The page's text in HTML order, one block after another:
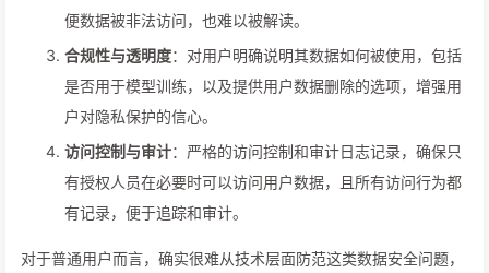
便数据被非法访问，也难以被解读。
合规性与透明度：对用户明确说明其数据如何被使用，包括
是否用于模型训练，以及提供用户数据删除的选项，增强用
户对隐私保护的信心。
访问控制与审计：严格的访问控制和审计日志记录，确保只
有授权人员在必要时可以访问用户数据，且所有访问行为都
有记录，便于追踪和审计。
对于普通用户而言，确实很难从技术层面防范这类数据安全问题，